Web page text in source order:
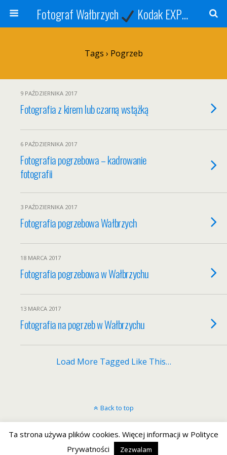
Fotograf Wałbrzych Kodak EXPRESS
Tags › Pogrzeb
9 PAŹDZIERNIKA 2017
Fotografia z kirem lub czarną wstążką
6 PAŹDZIERNIKA 2017
Fotografia pogrzebowa – kadrowanie
fotografii
3 PAŹDZIERNIKA 2017
Fotografia pogrzebowa Wałbrzych
18 MARCA 2017
Fotografia pogrzebowa w Wałbrzychu
13 MARCA 2017
Fotografia na pogrzeb w Wałbrzychu
Load More Tagged Like This…
Back to top
Mobile Desktop
Ta strona używa plików cookies. Więcej informacji w Polityce
Prywatności
Zezwalam